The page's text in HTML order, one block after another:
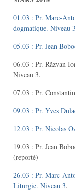
01.03 : Pr. Marc-
dogmatique. Niveau 3
05.03 : Pr. Jean
06.03 : Pr. Răzvan
Niveau 3.
07.03 : Pr.
09.03 : Pr. Yves
12.03 : Pr. Nicolas
19.03 : Pr. Jean
(reporté)
26.03 : Pr. Marc-
Liturgie. Niveau 3.